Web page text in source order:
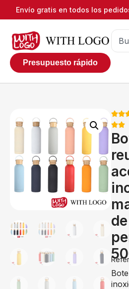
Envío gratis en todos los
Presupuesto rápido